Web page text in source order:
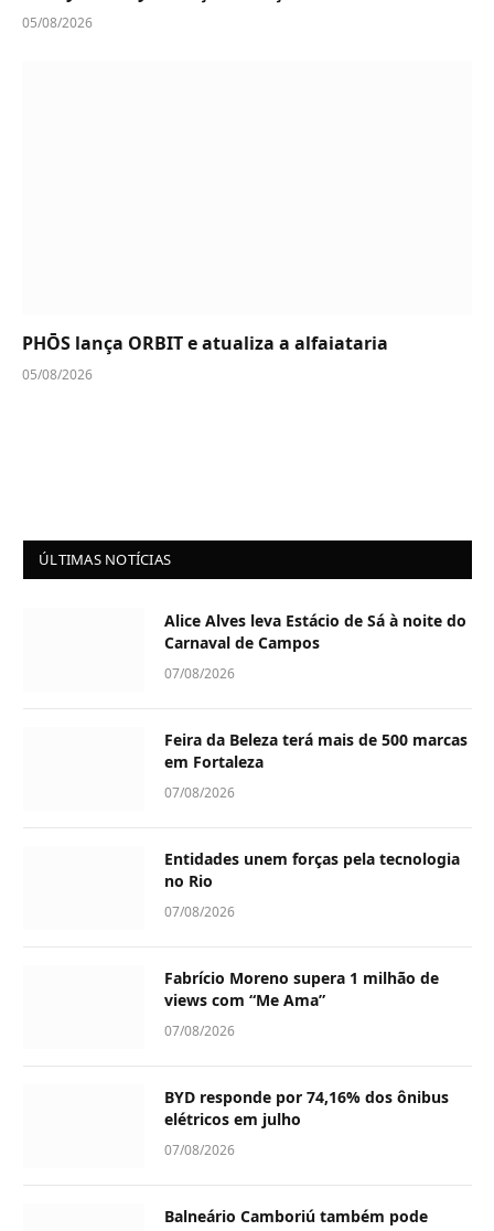
05/08/2026
PHŌS lança ORBIT e atualiza a alfaiataria
05/08/2026
ÚLTIMAS NOTÍCIAS
Alice Alves leva Estácio de Sá à noite do
Carnaval de Campos
07/08/2026
Feira da Beleza terá mais de 500 marcas
em Fortaleza
07/08/2026
Entidades unem forças pela tecnologia
no Rio
07/08/2026
Fabrício Moreno supera 1 milhão de
views com “Me Ama”
07/08/2026
BYD responde por 74,16% dos ônibus
elétricos em julho
07/08/2026
Balneário Camboriú também pode